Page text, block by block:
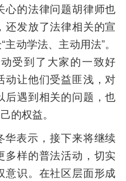
心的法律问题胡律师也
还发放了法律相关的宣
动学法、主动用法”。
受到了大家的一致好
动让他们受益匪浅，对
后遇到相关的问题，也
的权益。
华表示，接下来将继续
多样的普法活动，切实
意识。在社区层面形成